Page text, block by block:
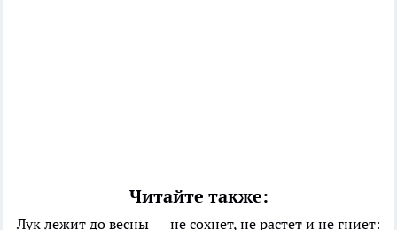
Читайте также:
Лук лежит до весны — не сохнет, не растет и не гниет: